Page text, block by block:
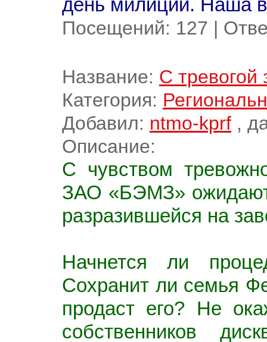
день милиции. Наша
Посещений: 127 |
Название: С тревогой
Категория:
Добавил: ntmo-kprf ,
Описание:
С чувством
ЗАО «БЭМЗ» ожидают
разразившейся на
Начнется ли
Сохранит ли семья
продаст его? Не
собственников